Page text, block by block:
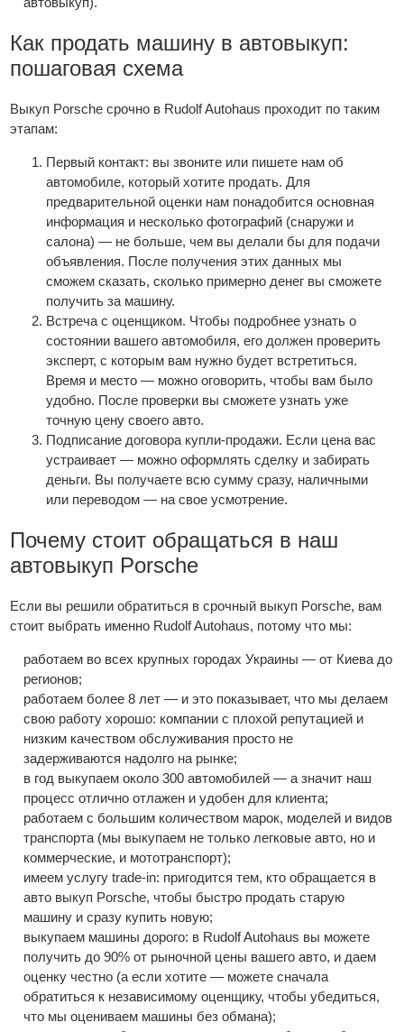
Как продать машину в автовыкуп:
пошаговая схема
Выкуп Porsche срочно в Rudolf Autohaus проходит по таким
этапам:
Первый контакт: вы звоните или пишете нам об
автомобиле, который хотите продать. Для
предварительной оценки нам понадобится основная
информация и несколько фотографий (снаружи и
салона) — не больше, чем вы делали бы для подачи
объявления. После получения этих данных мы
сможем сказать, сколько примерно денег вы сможете
получить за машину.
Встреча с оценщиком. Чтобы подробнее узнать о
состоянии вашего автомобиля, его должен проверить
эксперт, с которым вам нужно будет встретиться.
Время и место — можно оговорить, чтобы вам было
удобно. После проверки вы сможете узнать уже
точную цену своего авто.
Подписание договора купли-продажи. Если цена вас
устраивает — можно оформлять сделку и забирать
деньги. Вы получаете всю сумму сразу, наличными
или переводом — на свое усмотрение.
Почему стоит обращаться в наш
автовыкуп Porsche
Если вы решили обратиться в срочный выкуп Porsche, вам
стоит выбрать именно Rudolf Autohaus, потому что мы:
работаем во всех крупных городах Украины — от Киева до
регионов;
работаем более 8 лет — и это показывает, что мы делаем
свою работу хорошо: компании с плохой репутацией и
низким качеством обслуживания просто не
задерживаются надолго на рынке;
в год выкупаем около 300 автомобилей — а значит наш
процесс отлично отлажен и удобен для клиента;
работаем с большим количеством марок, моделей и видов
транспорта (мы выкупаем не только легковые авто, но и
коммерческие, и мототранспорт);
имеем услугу trade-in: пригодится тем, кто обращается в
авто выкуп Porsche, чтобы быстро продать старую
машину и сразу купить новую;
выкупаем машины дорого: в Rudolf Autohaus вы можете
получить до 90% от рыночной цены вашего авто, и даем
оценку честно (а если хотите — можете сначала
обратиться к независимому оценщику, чтобы убедиться,
что мы оцениваем машины без обмана);